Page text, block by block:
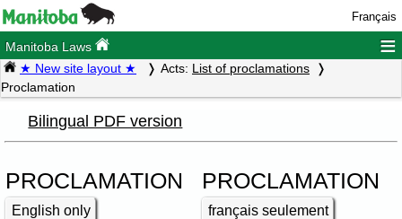
Français
Manitoba Laws ≡
★ New site layout ★ Acts: List of proclamations
Proclamation
Bilingual PDF version
PROCLAMATION
English only
PROCLAMATION
français seulement